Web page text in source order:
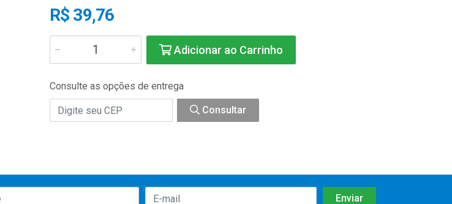
R$ 39,76
Adicionar ao Carrinho
Consulte as opções de entrega
Consultar